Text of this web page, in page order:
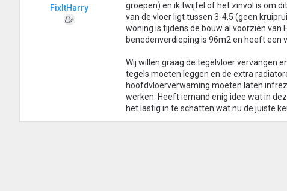
FixItHarry
groepen) en ik twijfel of het zinvol is om
van de vloer ligt tussen 3-4,5 (geen
woning is tijdens de bouw al voorzien van
benedenverdieping is 96m2 en heeft een
Wij willen graag de tegelvloer vervangen
tegels moeten leggen en de extra
hoofdvloerverwaming moeten laten
werken. Heeft iemand enig idee wat in
het lastig in te schatten wat nu de juiste